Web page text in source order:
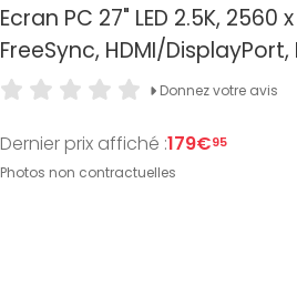
Ecran PC 27" LED 2.5K,
FreeSync, HDMI/
Donnez votre avis
Dernier prix affiché :179€95
Photos non contractuelles